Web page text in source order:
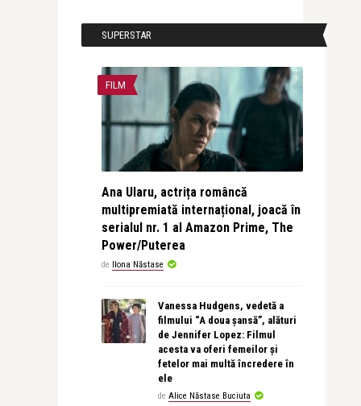
SUPERSTAR
FILM
Ana Ularu, actrița româncă
multipremiată internațional, joacă în
serialul nr. 1 al Amazon Prime, The
Power/Puterea
de Ilona Năstase
Vanessa Hudgens, vedetă a
filmului “A doua șansă”, alături
de Jennifer Lopez: Filmul
acesta va oferi femeilor și
fetelor mai multă încredere în
ele
de Alice Năstase Buciuta